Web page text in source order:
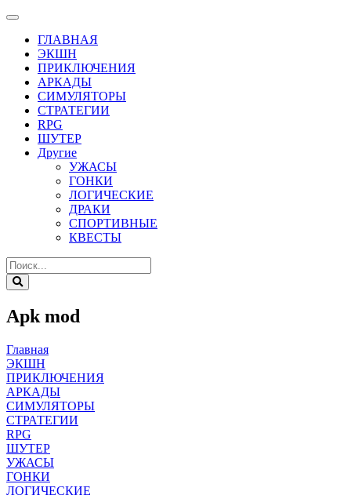
ГЛАВНАЯ
ЭКШН
ПРИКЛЮЧЕНИЯ
АРКАДЫ
СИМУЛЯТОРЫ
СТРАТЕГИИ
RPG
ШУТЕР
Другие
УЖАСЫ
ГОНКИ
ЛОГИЧЕСКИЕ
ДРАКИ
СПОРТИВНЫЕ
КВЕСТЫ
Apk mod
Главная
ЭКШН
ПРИКЛЮЧЕНИЯ
АРКАДЫ
СИМУЛЯТОРЫ
СТРАТЕГИИ
RPG
ШУТЕР
УЖАСЫ
ГОНКИ
ЛОГИЧЕСКИЕ